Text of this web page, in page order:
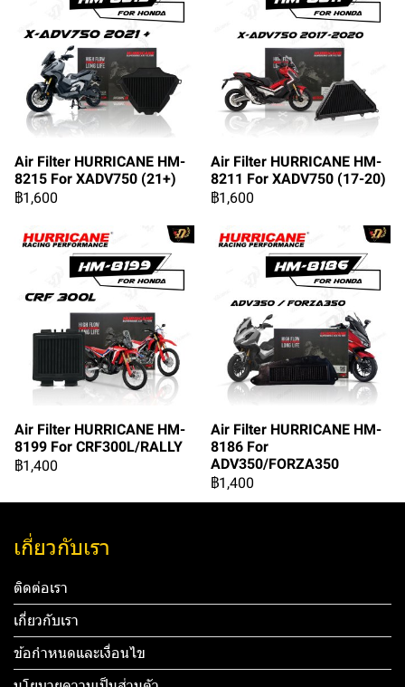
Air Filter HURRICANE HM-
8215 For XADV750 (21+)
฿1,600
Air Filter HURRICANE HM-
8211 For XADV750 (17-20)
฿1,600
Air Filter HURRICANE HM-
8199 For CRF300L/RALLY
฿1,400
Air Filter HURRICANE HM-
8186 For
ADV350/FORZA350
฿1,400
เกี่ยวกับเรา
ติดต่อเรา
เกี่ยวกับเรา
ข้อกำหนดและเงื่อนไข